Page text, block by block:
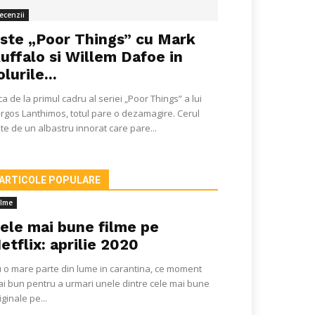
„Poor Things” cu Mark
si Willem Dafoe in
de la primul cadru al seriei „Poor Things” a lui
Lanthimos, totul pare o dezamagire. Cerul
de un albastru innorat care pare...
POPULARE
mai bune filme pe
aprilie 2020
o mare parte din lume in carantina, ce moment
bun pentru a urmari unele dintre cele mai bune
pe...